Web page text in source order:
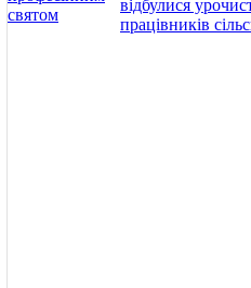
відбулися
працівників